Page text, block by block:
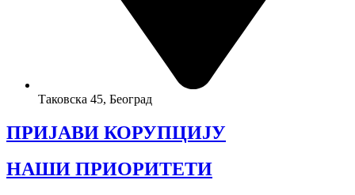
Таковска 45, Београд
ПРИЈАВИ КОРУПЦИЈУ
НАШИ ПРИОРИТЕТИ